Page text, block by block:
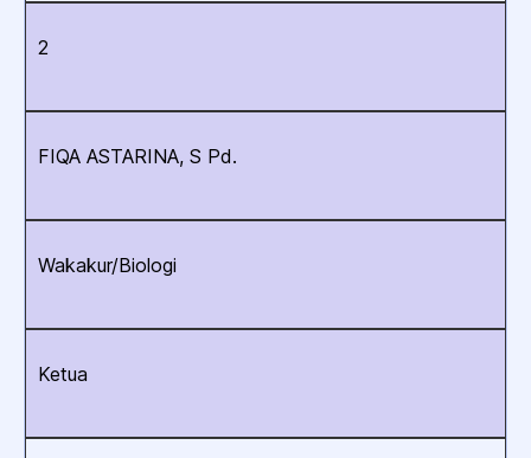
2
FIQA ASTARINA, S Pd.
Wakakur/Biologi
Ketua